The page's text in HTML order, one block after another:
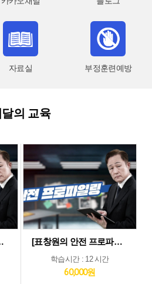
자료실 부정훈련예방
달의 교육
보건교육 (상반기) [표창원의 안전 프로파일링] 기타업 현장근로자 정기안전보건교육 (상반기)
학습시간 : 12 시간
60,000원